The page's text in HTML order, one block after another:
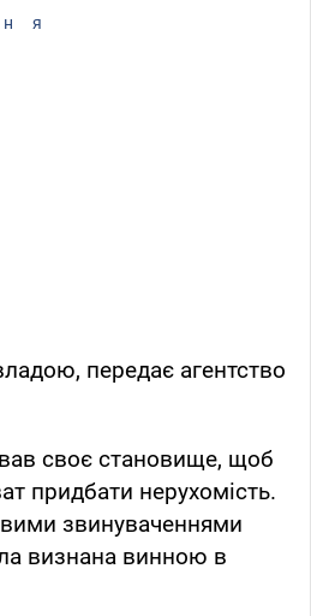
передає агентство
своє становище, щоб
придбати нерухомість.
звинуваченнями
визнана винною в